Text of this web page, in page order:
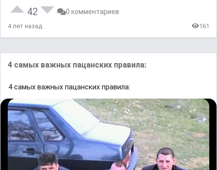
42 0 комментариев
4 лет назад 161
4 самых важных пацанских правила:
4 самых важных пацанских правила: